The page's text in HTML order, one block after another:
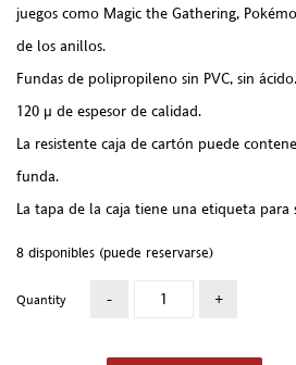
juegos como Magic the Gathering,
de los anillos.
Fundas de polipropileno sin PVC, sin ácido.
120 μ de espesor de calidad.
La resistente caja de cartón puede
funda.
La tapa de la caja tiene una etiqueta para
8 disponibles (puede reservarse)
Quantity